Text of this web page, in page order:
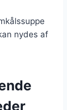
nydes af